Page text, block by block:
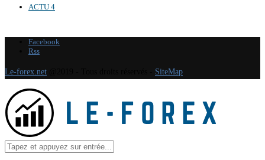
ACTU 4
Facebook
Rss
Le-forex.net SiteMap